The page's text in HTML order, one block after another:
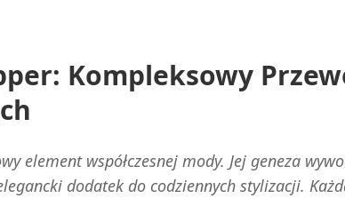
Kompleksowy
element współczesnej mody. Jej geneza
dodatek do codziennych stylizacji.